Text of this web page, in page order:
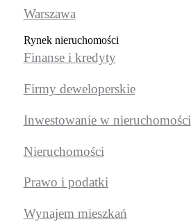
Warszawa
Rynek nieruchomości
Finanse i kredyty
Firmy deweloperskie
Inwestowanie w nieruchomości
Nieruchomości
Prawo i podatki
Wynajem mieszkań